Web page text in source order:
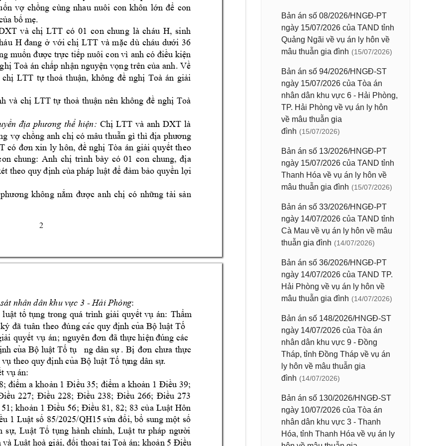
2
         
.
  LTT có 01 con chung là cháu H, sinh
H     LTT và     
     
       
 LTT t        
  LTT        
     LTT và anh DXT là
          
  xin ly hôn,   Tòa án   
   trình bày có 01 con chung 
  
         
 k - :
          
    
     
  .    
  .
 1   
7;        
    ;       
        
         
 
Bản án số 08/2026/HNGĐ-PT
ngày 15/07/2026 của TAND tỉnh
Quảng Ngãi về vụ án ly hôn về
mâu thuẫn gia đình (15/07/2026)
Bản án số 94/2026/HNGĐ-ST
ngày 15/07/2026 của Tòa án
nhân dân khu vực 6 - Hải Phòng,
TP. Hải Phòng về vụ án ly hôn
về mâu thuẫn gia
đình (15/07/2026)
Bản án số 13/2026/HNGĐ-PT
ngày 15/07/2026 của TAND tỉnh
Thanh Hóa về vụ án ly hôn về
mâu thuẫn gia đình (15/07/2026)
Bản án số 33/2026/HNGĐ-PT
ngày 14/07/2026 của TAND tỉnh
Cà Mau về vụ án ly hôn về mâu
thuẫn gia đình (14/07/2026)
Bản án số 36/2026/HNGĐ-PT
ngày 14/07/2026 của TAND TP.
Hải Phòng về vụ án ly hôn về
mâu thuẫn gia đình (14/07/2026)
Bản án số 148/2026/HNGĐ-ST
ngày 14/07/2026 của Tòa án
nhân dân khu vực 9 - Đồng
Tháp, tỉnh Đồng Tháp về vụ án
ly hôn về mâu thuẫn gia
đình (14/07/2026)
Bản án số 130/2026/HNGĐ-ST
ngày 10/07/2026 của Tòa án
nhân dân khu vực 3 - Thanh
Hóa, tỉnh Thanh Hóa về vụ án ly